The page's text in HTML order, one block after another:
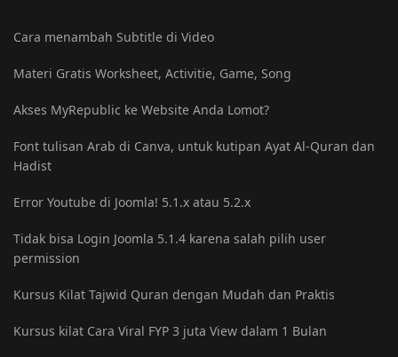
Cara menambah Subtitle di Video
Materi Gratis Worksheet, Activitie, Game, Song
Akses MyRepublic ke Website Anda Lomot?
Font tulisan Arab di Canva, untuk kutipan Ayat Al-Quran dan
Hadist
Error Youtube di Joomla! 5.1.x atau 5.2.x
Tidak bisa Login Joomla 5.1.4 karena salah pilih user
permission
Kursus Kilat Tajwid Quran dengan Mudah dan Praktis
Kursus kilat Cara Viral FYP 3 juta View dalam 1 Bulan